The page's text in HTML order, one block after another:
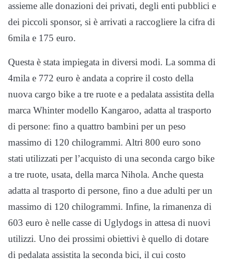
assieme alle donazioni dei privati, degli enti pubblici e
dei piccoli sponsor, si è arrivati a raccogliere la cifra di
6mila e 175 euro.
Questa è stata impiegata in diversi modi. La somma di
4mila e 772 euro è andata a coprire il costo della
nuova cargo bike a tre ruote e a pedalata assistita della
marca Whinter modello Kangaroo, adatta al trasporto
di persone: fino a quattro bambini per un peso
massimo di 120 chilogrammi. Altri 800 euro sono
stati utilizzati per l’acquisto di una seconda cargo bike
a tre ruote, usata, della marca Nihola. Anche questa
adatta al trasporto di persone, fino a due adulti per un
massimo di 120 chilogrammi. Infine, la rimanenza di
603 euro è nelle casse di Uglydogs in attesa di nuovi
utilizzi. Uno dei prossimi obiettivi è quello di dotare
di pedalata assistita la seconda bici, il cui costo